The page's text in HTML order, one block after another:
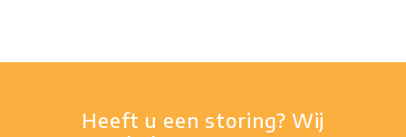
Heeft u een storing? Wij